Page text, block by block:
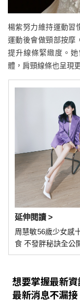
楊紫努力維持運動習
運動後會做頸部按摩
提升線條緊緻度。
體，肩頸線條也呈現
延伸閱讀 >
周慧敏56歲少女感
食 不發胖秘訣全公
想要掌握最新
最新消息不漏接